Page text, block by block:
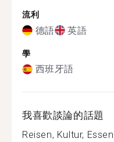
流利
德語 英語
學
西班牙語
我喜歡談論的話題
Reisen, Kultur,